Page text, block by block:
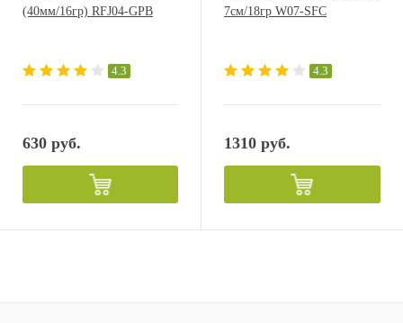
(40мм/16гр) RFJ04-GPB
4.3
630 руб.
7см/18гр W07-SFC
4.3
1310 руб.